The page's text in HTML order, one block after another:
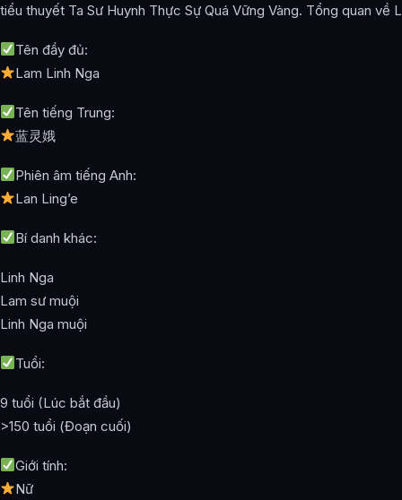
tiểu thuyết Ta Sư Huynh Thực Sự Quá Vững Vàng. Tổng quan về
Tên đầy đủ:
Lam Linh Nga
Tên tiếng Trung:
蓝灵娥
Phiên âm tiếng Anh:
Lan Ling’e
Bí danh khác:
Linh Nga
Lam sư muội
Linh Nga muội
Tuổi:
9 tuổi (Lúc bắt đầu)
>150 tuổi (Đoạn cuối)
Giới tính:
Nữ